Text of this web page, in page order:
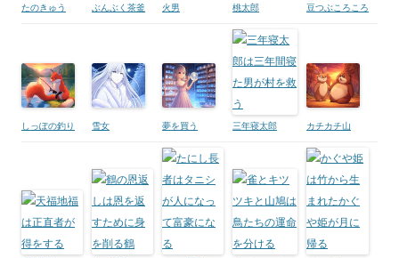
たのきゅう ぶんぶく茶釜 火男 桃太郎 豆つぶころころ
しっぽの釣り 雪女 夢を買う 三年寝太郎 カチカチ山